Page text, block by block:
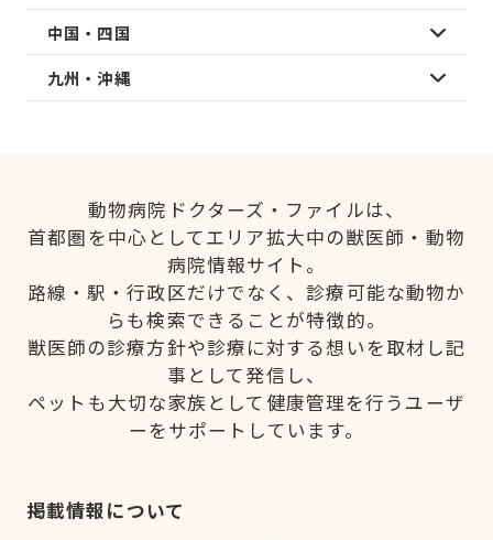
中国・四国
九州・沖縄
動物病院ドクターズ・ファイルは、
首都圏を中心としてエリア拡大中の獣医師・動物
病院情報サイト。
路線・駅・行政区だけでなく、診療可能な動物か
らも検索できることが特徴的。
獣医師の診療方針や診療に対する想いを取材し記
事として発信し、
ペットも大切な家族として健康管理を行うユーザ
ーをサポートしています。
掲載情報について